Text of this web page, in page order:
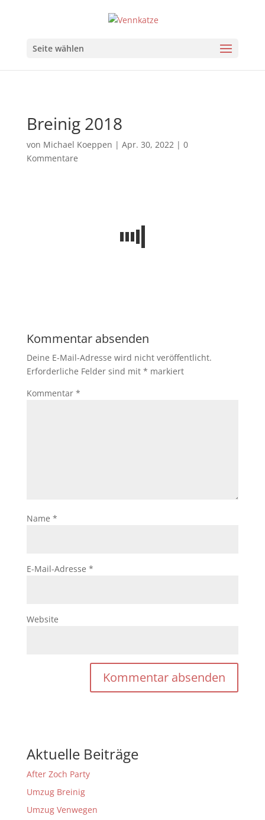
Seite wählen
Breinig 2018
von Michael Koeppen | Apr. 30, 2022| 0
Kommentare
Kommentar absenden
Deine E-Mail-Adresse wird nicht veröffentlicht.
Erforderliche Felder sind mit * markiert
Kommentar *
Name *
E-Mail-Adresse *
Website
Aktuelle Beiträge
After Zoch Party
Umzug Breinig
Umzug Venwegen